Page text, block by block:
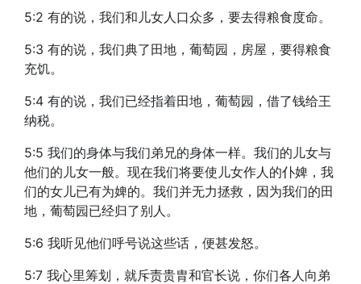
5:2 有的说，我们和儿女人口众多，要去得粮食度命。
5:3 有的说，我们典了田地，葡萄园，房屋，要得粮食
充饥。
5:4 有的说，我们已经指着田地，葡萄园，借了钱给王
纳税。
5:5 我们的身体与我们弟兄的身体一样。我们的儿女与
他们的儿女一般。现在我们将要使儿女作人的仆婢，我
们的女儿已有为婢的。我们并无力拯救，因为我们的田
地，葡萄园已经归了别人。
5:6 我听见他们呼号说这些话，便甚发怒。
5:7 我心里筹划，就斥责贵胄和官长说，你们各人向弟